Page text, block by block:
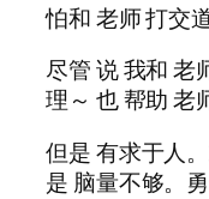
怕和 老师 打交
尽管 说 我和 老
理～ 也 帮助 老
但是 有求于人
是 脑量不够。